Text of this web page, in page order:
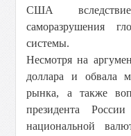
США
саморазрушения
системы.
Несмотря на
доллара и обвала
рынка, а также
президента
национальной